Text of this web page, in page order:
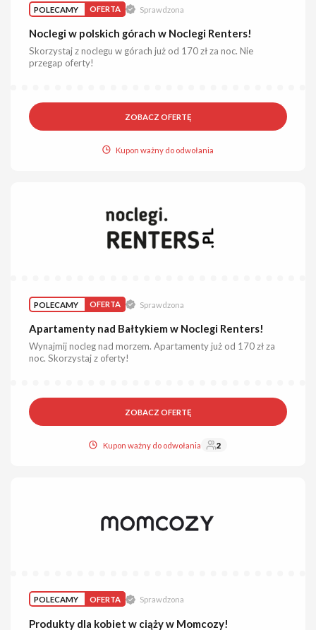
POLECAMY OFERTA Sprawdzona
Noclegi w polskich górach w Noclegi Renters!
Skorzystaj z noclegu w górach już od 170 zł za noc. Nie
przegap oferty!
ZOBACZ OFERTĘ
Kupon ważny do odwołania
POLECAMY OFERTA Sprawdzona
Apartamenty nad Bałtykiem w Noclegi Renters!
Wynajmij nocleg nad morzem. Apartamenty już od 170 zł za
noc. Skorzystaj z oferty!
ZOBACZ OFERTĘ
Kupon ważny do odwołania 2
POLECAMY OFERTA Sprawdzona
Produkty dla kobiet w ciąży w Momcozy!